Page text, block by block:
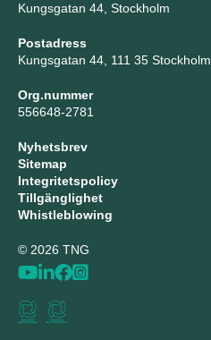
Kungsgatan 44, Stockholm
Postadress
Kungsgatan 44, 111 35 Stockholm
Org.nummer
556648-2781
Nyhetsbrev
Sitemap
Integritetspolicy
Tillgänglighet
Whistleblowing
© 2026 TNG